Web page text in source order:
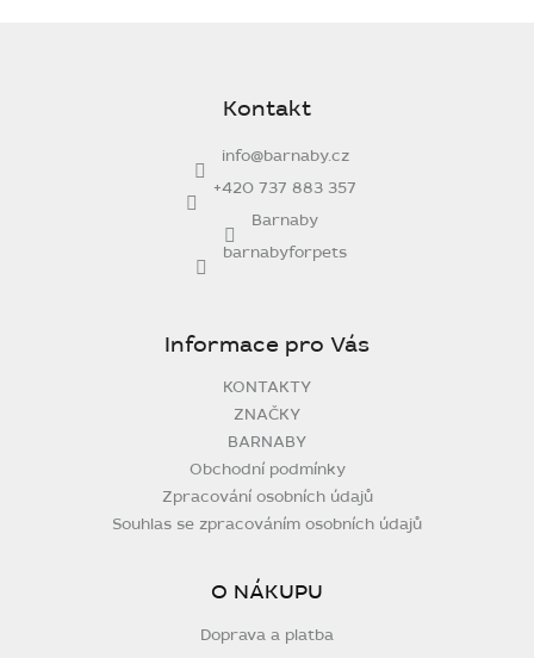
Kontakt
info@barnaby.cz
+420 737 883 357
Barnaby
barnabyforpets
Informace pro Vás
KONTAKTY
ZNAČKY
BARNABY
Obchodní podmínky
Zpracování osobních údajů
Souhlas se zpracováním osobních údajů
O NÁKUPU
Doprava a platba